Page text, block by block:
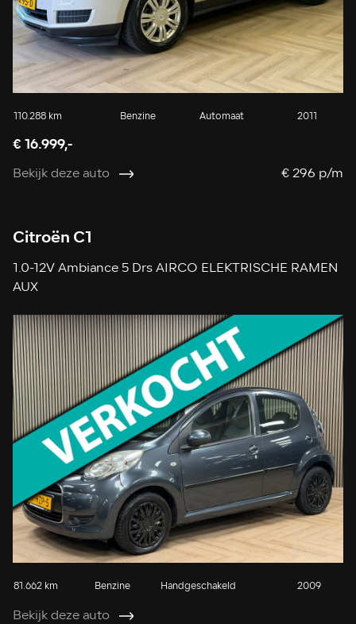
110.288 km Benzine Automaat 2011
€ 16.999,-
Bekijk deze auto € 296 p/m
Citroën C1
1.0-12V Ambiance 5 Drs AIRCO ELEKTRISCHE RAMEN
AUX
81.662 km Benzine Handgeschakeld 2009
Bekijk deze auto